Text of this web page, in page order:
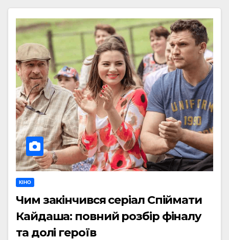
КІНО
Чим закінчився серіал Спіймати
Кайдаша: повний розбір фіналу
та долі героїв